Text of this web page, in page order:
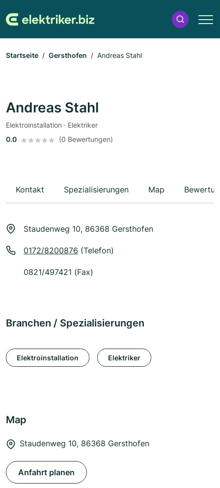
Startseite Gersthofen Andreas Stahl
Andreas Stahl
Elektroinstallation · Elektriker
0.0
(0 Bewertungen)
Kontakt Spezialisierungen Map
Staudenweg 10, 86368 Gersthofen
0172/8200876 (Telefon)
0821/497421 (Fax)
Branchen / Spezialisierungen
Elektroinstallation Elektriker
Map
Staudenweg 10, 86368 Gersthofen
Anfahrt planen